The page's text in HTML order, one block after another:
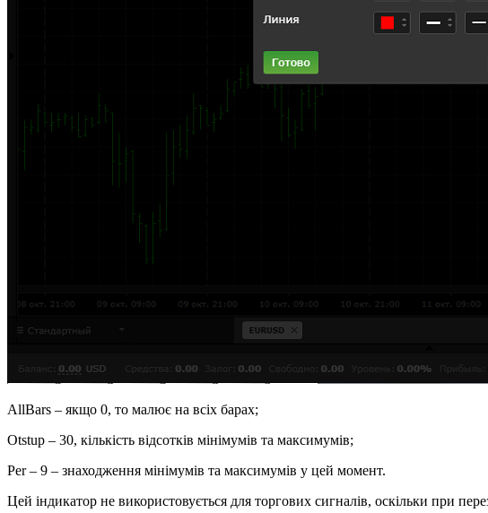
AllBars – якщо 0, то малює на всіх барах;
Otstup – 30, кількість відсотків мінімумів та максимумів;
Per – 9 – знаходження мінімумів та максимумів у цей момент.
Цей індикатор не використовується для торгових сигналів, оскільки при